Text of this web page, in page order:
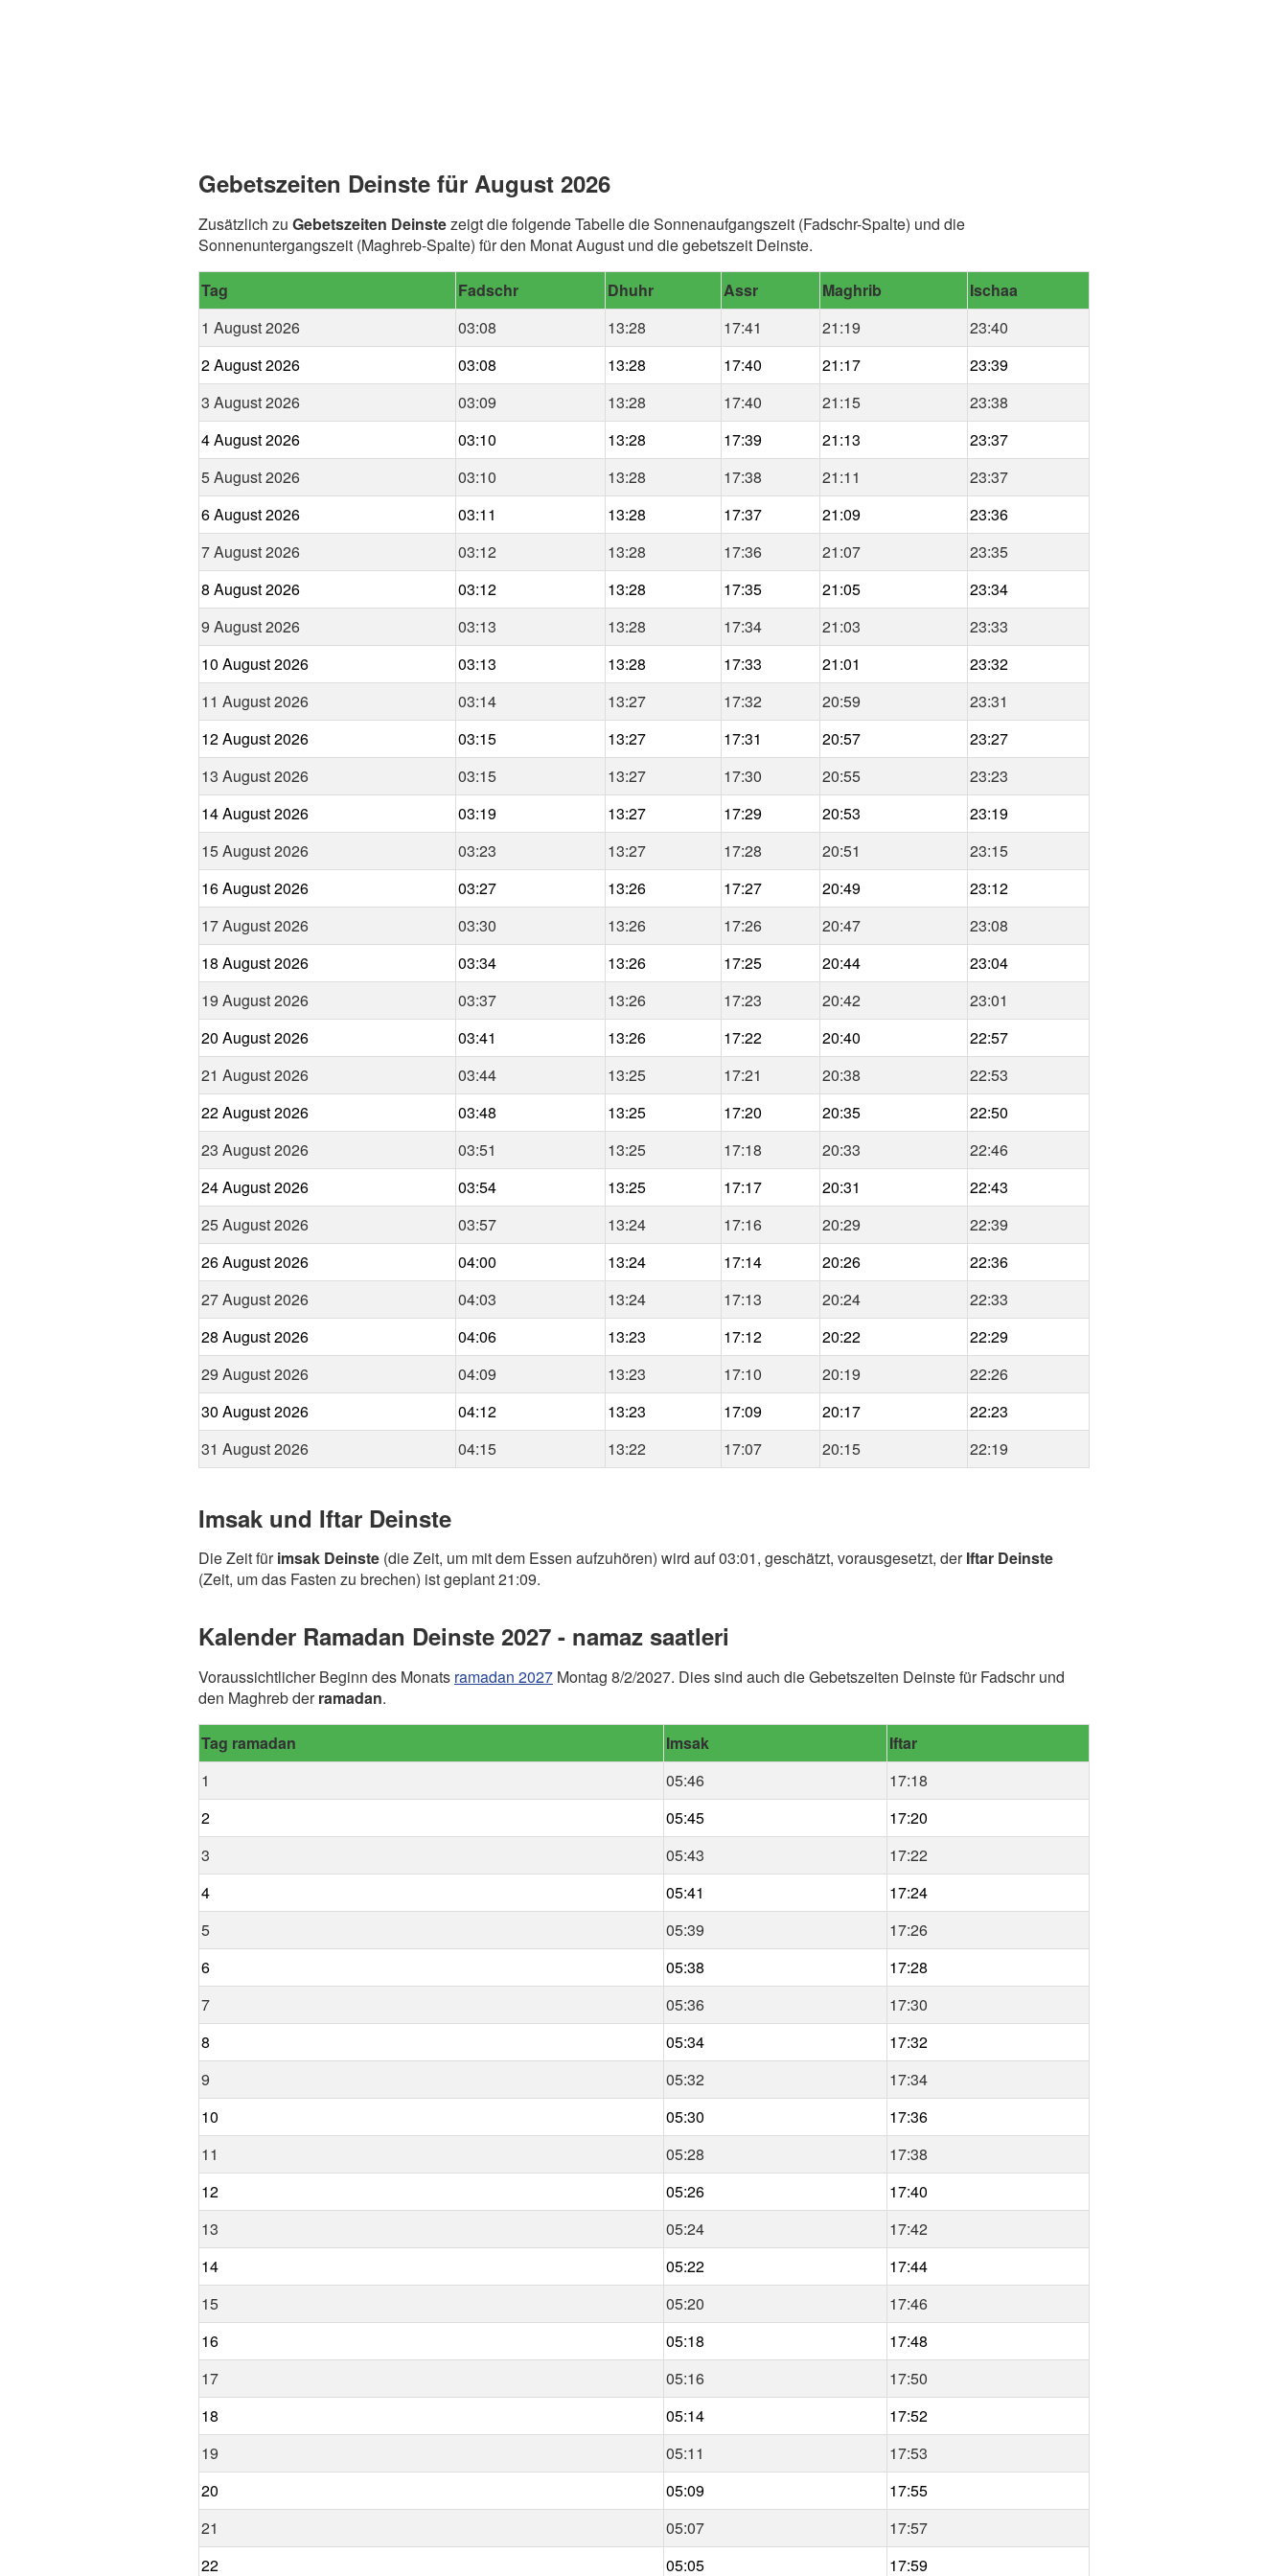
Gebetszeiten Deinste für August 2026
Zusätzlich zu Gebetszeiten Deinstezeigt die folgende Tabelle die Sonnenaufgangszeit (Fadschr-Spalte) und die
Sonnenuntergangszeit (Maghreb-Spalte) für den Monat August und die gebetszeit Deinste.
Tag Fadschr Dhuhr Assr Maghrib
Ischaa
1 August 2026
03:08 13:28 17:41 21:19
23:40
2 August 2026
03:08 13:28 17:40 21:17
23:39
3 August 2026
03:09 13:28 17:40 21:15
23:38
4 August 2026
03:10 13:28 17:39 21:13
23:37
5 August 2026
03:10 13:28 17:38 21:11
23:37
6 August 2026
03:11 13:28 17:37 21:09
23:36
7 August 2026
03:12 13:28 17:36 21:07
23:35
8 August 2026
03:12 13:28 17:35 21:05
23:34
9 August 2026
03:13 13:28 17:34 21:03
23:33
10 August 2026
03:13 13:28 17:33 21:01
23:32
11 August 2026
03:14 13:27 17:32 20:59
23:31
12 August 2026
03:15 13:27 17:31 20:57
23:27
13 August 2026
03:15 13:27 17:30 20:55
23:23
14 August 2026
03:19 13:27 17:29 20:53
23:19
15 August 2026
03:23 13:27 17:28 20:51
23:15
16 August 2026
03:27 13:26 17:27 20:49
23:12
17 August 2026
03:30 13:26 17:26 20:47
23:08
18 August 2026
03:34 13:26 17:25 20:44
23:04
19 August 2026
03:37 13:26 17:23 20:42
23:01
20 August 2026
03:41 13:26 17:22 20:40
22:57
21 August 2026
03:44 13:25 17:21 20:38
22:53
22 August 2026
03:48 13:25 17:20 20:35
22:50
23 August 2026
03:51 13:25 17:18 20:33
22:46
24 August 2026
03:54 13:25 17:17 20:31
22:43
25 August 2026
03:57 13:24 17:16 20:29
22:39
26 August 2026
04:00 13:24 17:14 20:26
22:36
27 August 2026
04:03 13:24 17:13 20:24
22:33
28 August 2026
04:06 13:23 17:12 20:22
22:29
29 August 2026
04:09 13:23 17:10 20:19
22:26
30 August 2026
04:12 13:23 17:09 20:17
22:23
31 August 2026
04:15 13:22 17:07 20:15 22:19
Imsak und Iftar Deinste
Die Zeit fürimsak Deinste (die Zeit, um mit dem Essen aufzuhören) wird auf 03:01, geschätzt, vorausgesetzt, derIftar Deinste
(Zeit, um das Fasten zu brechen) ist geplant 21:09.
Kalender Ramadan Deinste 2027 - namaz saatleri
Voraussichtlicher Beginn des Monats ramadan 2027 Montag 8/2/2027. Dies sind auch die Gebetszeiten Deinste für Fadschr und
den Maghreb derramadan.
Tag ramadan Imsak
Iftar
1
05:46
17:18
2
05:45
17:20
3
05:43
17:22
4
05:41
17:24
5
05:39
17:26
6
05:38
17:28
7
05:36
17:30
8
05:34
17:32
9
05:32
17:34
10
05:30
17:36
11
05:28
17:38
12
05:26
17:40
13
05:24
17:42
14
05:22
17:44
15
05:20
17:46
16
05:18
17:48
17
05:16
17:50
18
05:14
17:52
19
05:11
17:53
20
05:09
17:55
21
05:07
17:57
22
05:05 17:59